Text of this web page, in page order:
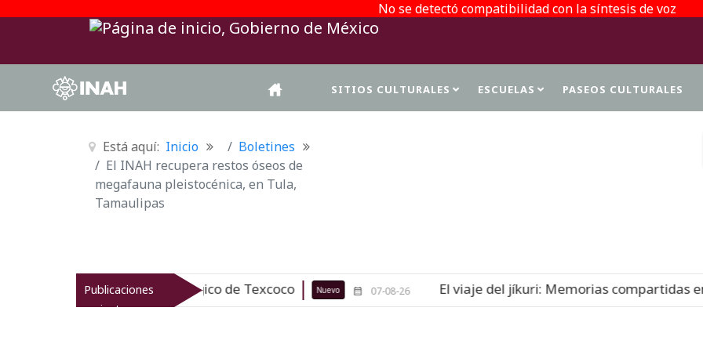
No se detectó compatibilidad con la síntesis de voz
SITIOS CULTURALES ESCUELAS PASEOS CULTURALES
Está aquí: Inicio
Boletines
El INAH recupera restos óseos de
megafauna pleistocénica, en Tula,
Tamaulipas
Publicaciones
recientes
arqueológico de Texcoco Nuevo 07-08-26 El viaje del jíkuri: Memorias compartidas en Cueva de las